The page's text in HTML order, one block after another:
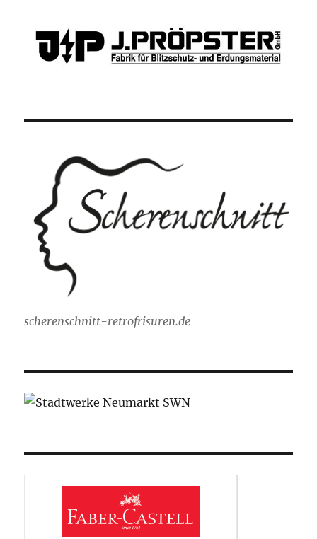
scherenschnitt-retrofrisuren.de